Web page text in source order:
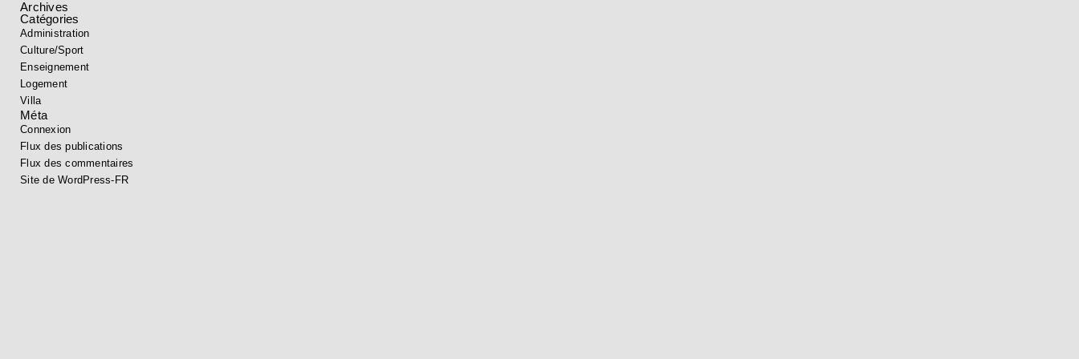
Archives
Catégories
Administration
Culture/Sport
Enseignement
Logement
Villa
Méta
Connexion
Flux des publications
Flux des commentaires
Site de WordPress-FR